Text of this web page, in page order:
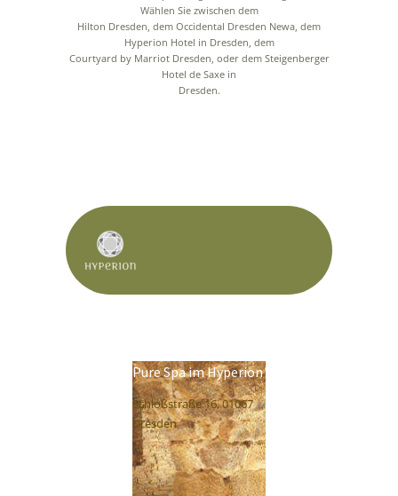
Wählen Sie zwischen dem
Hilton Dresden, dem Occidental Dresden Newa, dem
Hyperion Hotel in Dresden, dem
Courtyard by Marriot Dresden, oder dem Steigenberger
Hotel de Saxe in
Dresden.
Pure Spa im Hyperion
Schloßstraße 16, 01067
Dresden